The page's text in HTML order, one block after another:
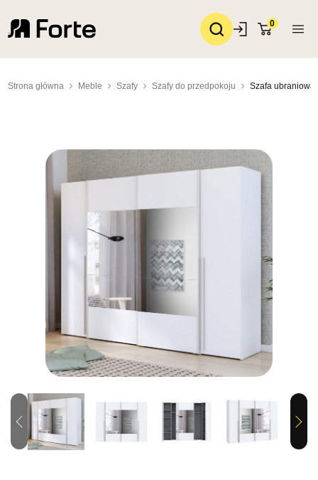
0
Strona główna Meble Szafy Szafy do przedpokoju Szafa ubraniowa
Previous Next